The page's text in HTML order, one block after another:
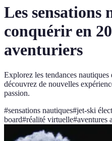
Les sensations
conquérir en
aventuriers
Explorez les tendances
découvrez de nouvelles
passion.
#sensations nautiques#jet-ski
board#réalité virtuelle#aventures